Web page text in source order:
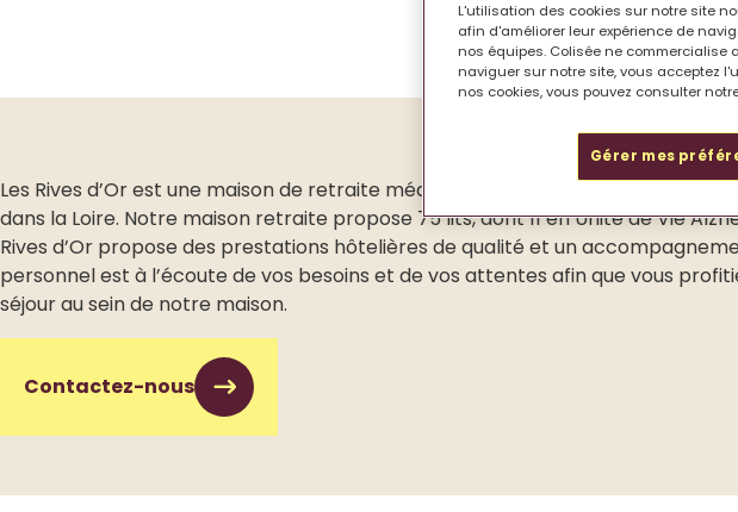
Les Rives d’Or est une maison de retraite médicalisée située à Lorette, entre
dans la Loire. Notre maison retraite propose 75 lits, dont 11 en Unité de Vie
Rives d’Or propose des prestations hôtelières de qualité et un
personnel est à l’écoute de vos besoins et de vos attentes afin que vous
séjour au sein de notre maison.
Contactez-nous
L'utilisation des cookies sur notre site
afin d'améliorer leur expérience de
nos équipes. Colisée ne
naviguer sur notre site, vous acceptez
nos cookies, vous pouvez consulter
Gérer mes